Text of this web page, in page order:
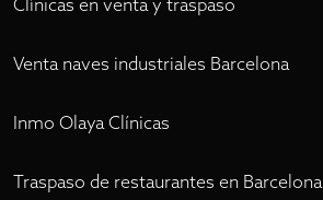
Clínicas en venta y traspaso
Venta naves industriales Barcelona
Inmo Olaya Clínicas
Traspaso de restaurantes en Barcelona